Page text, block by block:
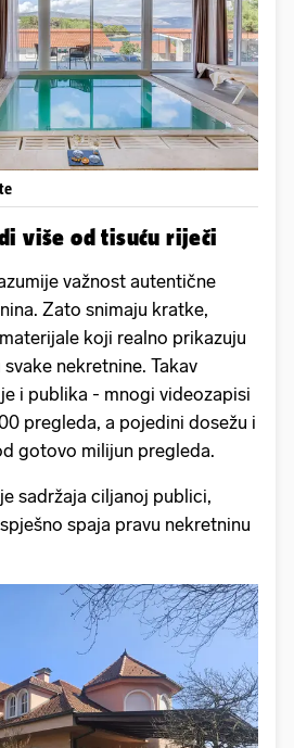
više od tisuću riječi
važnost autentične
Zato snimaju kratke,
koji realno prikazuju
nekretnine. Takav
i publika - mnogi videozapisi
pregleda, a pojedini dosežu i
gotovo milijun pregleda.
sadržaja ciljanoj publici,
spaja pravu nekretninu